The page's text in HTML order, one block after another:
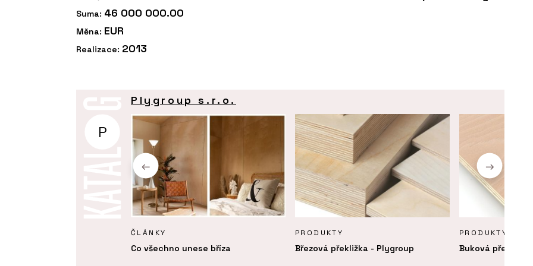
Suma: 46 000 000.00
Měna: EUR
Realizace: 2013
P
Plygroup s.r.o.
ČLÁNKY
Co všechno unese bříza
PRODUKTY
Březová překližka - Plygroup
PRODUKTY
Buková překližka